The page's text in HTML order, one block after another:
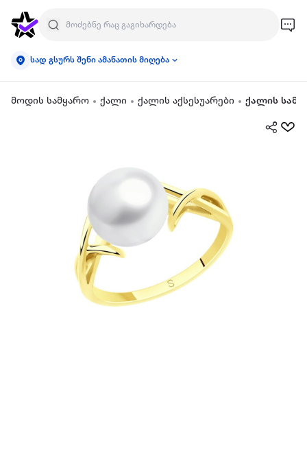
სად გსურს შენი ამანათის მიღება
მოდის სამყარო ქალი ქალის აქსესუარები ქალის